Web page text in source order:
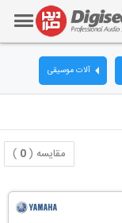
آلات موسیقی
مقایسه (0
)